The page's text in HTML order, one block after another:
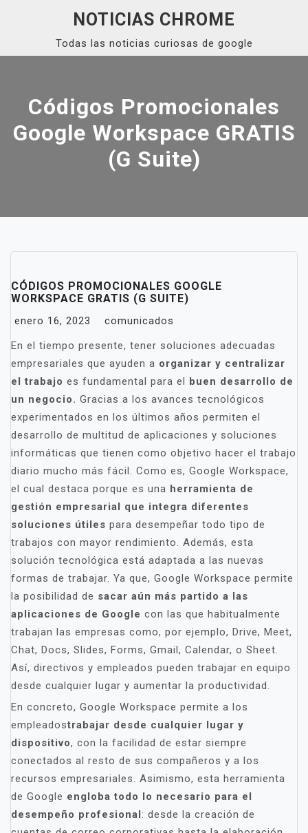
NOTICIAS CHROME
Todas las noticias curiosas de google
Códigos Promocionales
Google Workspace GRATIS
(G Suite)
CÓDIGOS PROMOCIONALES GOOGLE
WORKSPACE GRATIS (G SUITE)
enero 16, 2023
comunicados
En el tiempo presente, tener soluciones adecuadas
empresariales que ayuden a organizar y centralizar
el trabajo es fundamental para el buen desarrollo de
un negocio. Gracias a los avances tecnológicos
experimentados en los últimos años permiten el
desarrollo de multitud de aplicaciones y soluciones
informáticas que tienen como objetivo hacer el trabajo
diario mucho más fácil. Como es, Google Workspace,
el cual destaca porque es una herramienta de
gestión empresarial que integra diferentes
soluciones útiles para desempeñar todo tipo de
trabajos con mayor rendimiento. Además, esta
solución tecnológica está adaptada a las nuevas
formas de trabajar. Ya que, Google Workspace permite
la posibilidad de sacar aún más partido a las
aplicaciones de Google con las que habitualmente
trabajan las empresas como, por ejemplo, Drive, Meet,
Chat, Docs, Slides, Forms, Gmail, Calendar, o Sheet.
Así, directivos y empleados pueden trabajar en equipo
desde cualquier lugar y aumentar la productividad.
En concreto, Google Workspace permite a los
empleadostrabajar desde cualquier lugar y
dispositivo, con la facilidad de estar siempre
conectados al resto de sus compañeros y a los
recursos empresariales. Asimismo, esta herramienta
de Google engloba todo lo necesario para el
desempeño profesional: desde la creación de